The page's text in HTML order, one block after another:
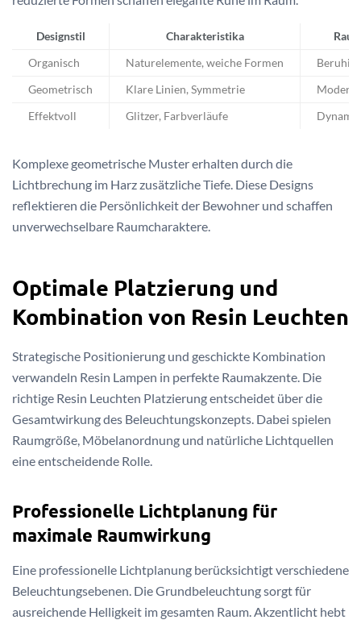
Designstil Charakteristika
Organisch Naturelemente, weiche Formen
Geometrisch Klare Linien, Symmetrie
Effektvoll Glitzer, Farbverläufe
Komplexe geometrische Muster erhalten durch die
Lichtbrechung im Harz zusätzliche Tiefe. Diese Designs
reflektieren die Persönlichkeit der Bewohner und schaffen
unverwechselbare Raumcharaktere.
Optimale Platzierung und
Kombination von Resin Leuchten
Strategische Positionierung und geschickte Kombination
verwandeln Resin Lampen in perfekte Raumakzente. Die
richtige Resin Leuchten Platzierung entscheidet über die
Gesamtwirkung des Beleuchtungskonzepts. Dabei spielen
Raumgröße, Möbelanordnung und natürliche Lichtquellen
eine entscheidende Rolle.
Professionelle Lichtplanung für
maximale Raumwirkung
Eine professionelle Lichtplanung berücksichtigt verschiedene
Beleuchtungsebenen. Die Grundbeleuchtung sorgt für
ausreichende Helligkeit im gesamten Raum. Akzentlicht hebt